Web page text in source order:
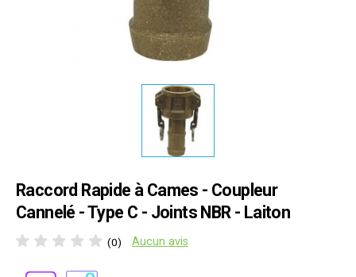
Raccord Rapide à Cames - Coupleur
Cannelé - Type C - Joints NBR - Laiton
(0) Aucun avis